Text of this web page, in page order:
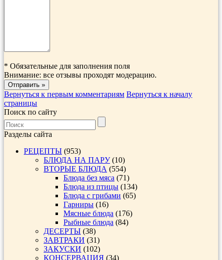
* Обязательные для заполнения поля
Внимание: все отзывы проходят модерацию.
Вернуться к первым комментариям Вернуться к началу
страницы
Поиск по сайту
Разделы сайта
РЕЦЕПТЫ (953)
БЛЮДА НА ПАРУ(10)
ВТОРЫЕ БЛЮДА (554)
Блюда без мяса (71)
Блюда из птицы (134)
Блюда с грибами (65)
Гарниры (16)
Мясные блюда (176)
Рыбные блюда (84)
ДЕСЕРТЫ (38)
ЗАВТРАКИ (31)
ЗАКУСКИ (102)
КОНСЕРВАЦИЯ (34)